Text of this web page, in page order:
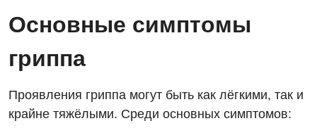
Основные симптомы
гриппа
Проявления гриппа могут быть как лёгкими, так и
крайне тяжёлыми. Среди основных симптомов: